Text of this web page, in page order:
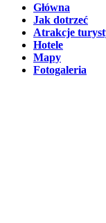
Główna
Jak dotrzeć
Atrakcje
Hotele
Mapy
Fotogaleria